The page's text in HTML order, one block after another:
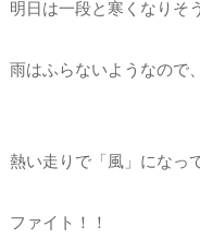
明日は一段と寒くなりそ
雨はふらないようなので
熱い走りで「風」になっ
ファイト！！